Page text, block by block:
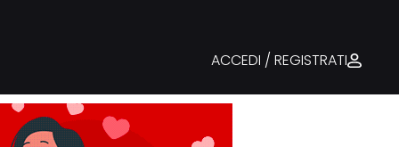
ACCEDI / REGISTRATI